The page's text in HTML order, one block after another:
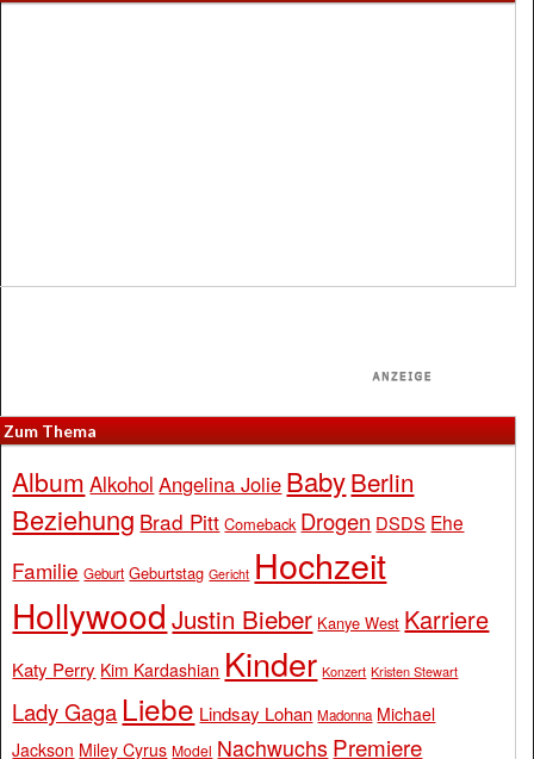
Zum Thema
Album Alkohol Angelina Jolie BabyBerlin
Beziehung Brad Pitt Comeback Drogen DSDS Ehe
Familie Geburt Geburtstag Gericht Hochzeit
Hollywood Justin Bieber Kanye West Karriere
Katy Perry Kim Kardashian Kinder Konzert Kristen Stewart
Lady Gaga Liebe Lindsay Lohan Madonna Michael
Jackson Miley Cyrus Model Nachwuchs Premiere